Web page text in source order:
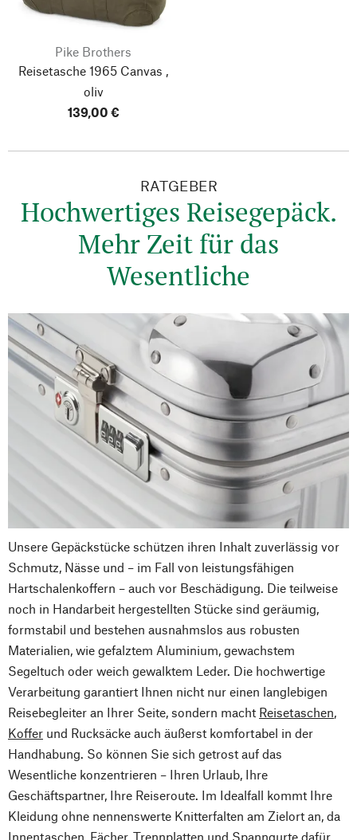
Pike Brothers
Reisetasche 1965 Canvas ,
oliv
139,00 €
RATGEBER
Hochwertiges Reisegepäck.
Mehr Zeit für das
Wesentliche
Unsere Gepäckstücke schützen ihren Inhalt zuverlässig vor
Schmutz, Nässe und – im Fall von leistungsfähigen
Hartschalenkoffern – auch vor Beschädigung. Die teilweise
noch in Handarbeit hergestellten Stücke sind geräumig,
formstabil und bestehen ausnahmslos aus robusten
Materialien, wie gefalztem Aluminium, gewachstem
Segeltuch oder weich gewalktem Leder. Die hochwertige
Verarbeitung garantiert Ihnen nicht nur einen langlebigen
Reisebegleiter an Ihrer Seite, sondern macht Reisetaschen,
Koffer und Rucksäcke auch äußerst komfortabel in der
Handhabung. So können Sie sich getrost auf das
Wesentliche konzentrieren – Ihren Urlaub, Ihre
Geschäftspartner, Ihre Reiseroute. Im Idealfall kommt Ihre
Kleidung ohne nennenswerte Knitterfalten am Zielort an, da
Innentaschen, Fächer, Trennplatten und Spanngurte dafür